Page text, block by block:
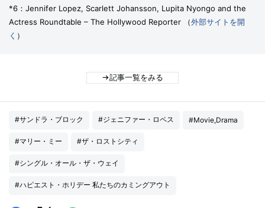
*6：Jennifer Lopez, Scarlett Johansson, Lupita Nyongo and the
Actress Roundtable – The Hollywood Reporter （外部サイトを開
く ）
記事一覧をみる
#サンドラ・ブロック #ジェニファー・ロペス #Movie,Drama
#マリー・ミー #ザ・ロストシティ
#シングル・オール・ザ・ウェイ
#ハピエスト・ホリデー 私たちのカミングアウト